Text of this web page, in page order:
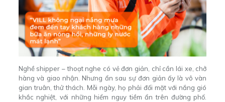
Nghề shipper – thoạt nghe có vẻ đơn giản, chỉ cần lái xe, chở
hàng và giao nhận. Nhưng ẩn sau sự đơn giản ấy là vô vàn
gian truân, thử thách. Mỗi ngày, họ phải đối mặt với nắng gió
khắc nghiệt, với những hiểm nguy tiềm ẩn trên đường phố.